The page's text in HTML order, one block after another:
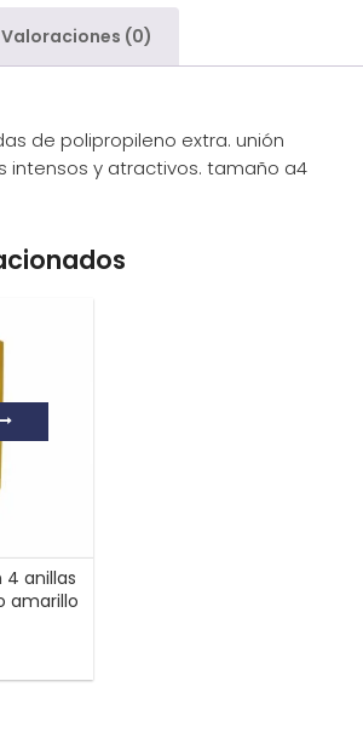
Valoraciones (0)
de polipropileno extra. unión
intensos y atractivos. tamaño a4
anillas
amarillo